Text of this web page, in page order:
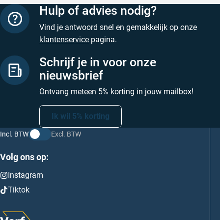
Hulp of advies nodig?
Vind je antwoord snel en gemakkelijk op onze
klantenservice pagina.
Schrijf je in voor onze
nieuwsbrief
Ontvang meteen 5% korting in jouw mailbox!
Ik wil 5% korting
Incl. BTW Excl. BTW
Volg ons op:
Instagram
Tiktok